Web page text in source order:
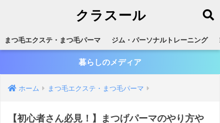
クラスール
まつ毛エクステ・まつ毛パーマ ジム・パーソナルトレーニング
暮らしのメディア
ホーム まつ毛エクステ・まつ毛パーマ
【初心者さん必見！】まつげパーマのやり方や